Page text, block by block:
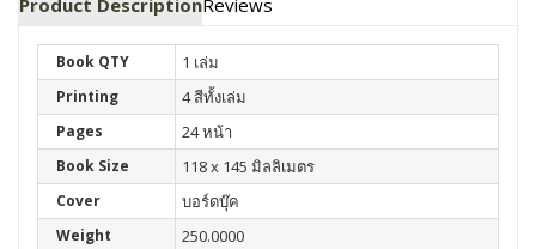
Product DescriptionReviews
Book QTY 1 เล่ม
Printing 4 สีทั้งเล่ม
Pages 24 หน้า
Book Size 118 x 145 มิลลิเมตร
Cover บอร์ดบุ๊ค
Weight 250.0000